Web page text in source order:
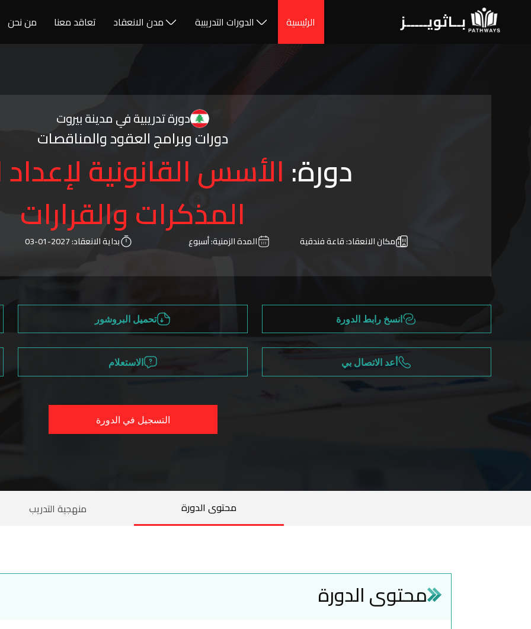
بــاثويـــــز الرئيسية الدورات التدريبية مدن الانعقاد تعاقد معنا من نحن
دورة تدريبية في مدينة بيروت
دورات وبرامج العقود والمناقصات
دورة: الأسس القانونية
المذكرات والقرارات
مكان الانعقاد:قاعة فندقية المدة الزمنية:أسبوع بداية الانعقاد:2027-01-03
انسخ رابط الدورة تحميل البروشور
أعد الاتصال بي الاستعلام
التسجيل في الدورة
محتوى الدورة منهجية التدريب
محتوى الدورة